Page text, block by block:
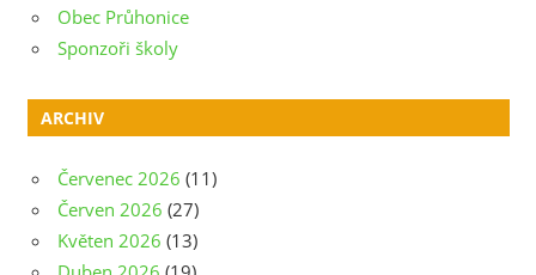
Obec Průhonice
Sponzoři školy
ARCHIV
Červenec 2026 (11)
Červen 2026 (27)
Květen 2026 (13)